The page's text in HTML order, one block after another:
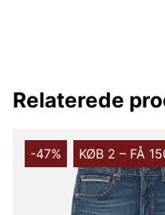
Relaterede
-47% KØB 2 – FÅ